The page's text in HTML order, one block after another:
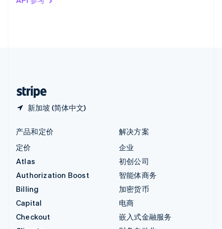
新加坡 (简体中文)
English
产品和定价
定价
Atlas
Authorization Boost
Billing
Capital
Checkout
解决方案
企业
初创公司
智能体商务
加密货币
电商
嵌入式金融服务